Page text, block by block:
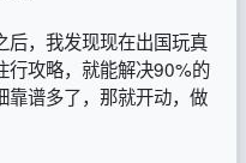
后，我发现现在出国玩真
行攻略，就能解决90%的
靠谱多了，那就开动，做